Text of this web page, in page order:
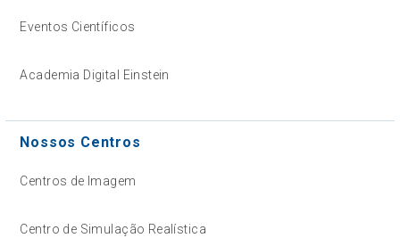
Eventos Científicos
Academia Digital Einstein
Nossos Centros
Centros de Imagem
Centro de Simulação Realística